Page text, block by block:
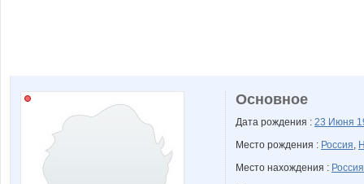
Основное
Дата рождения : 23 Июня
Место рождения : Россия,
Место нахождения : Россия